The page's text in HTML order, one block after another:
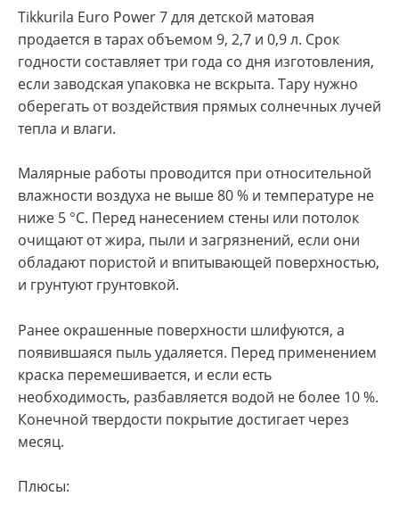
Tikkurila Euro Power 7 для детской матовая
продается в тарах объемом 9, 2,7 и 0,9 л. Срок
годности составляет три года со дня изготовления,
если заводская упаковка не вскрыта. Тару нужно
оберегать от воздействия прямых солнечных лучей
тепла и влаги.
Малярные работы проводится при относительной
влажности воздуха не выше 80 % и температуре не
ниже 5 °C. Перед нанесением стены или потолок
очищают от жира, пыли и загрязнений, если они
обладают пористой и впитывающей поверхностью,
и грунтуют грунтовкой.
Ранее окрашенные поверхности шлифуются, а
появившаяся пыль удаляется. Перед применением
краска перемешивается, и если есть
необходимость, разбавляется водой не более 10 %.
Конечной твердости покрытие достигает через
месяц.
Плюсы: